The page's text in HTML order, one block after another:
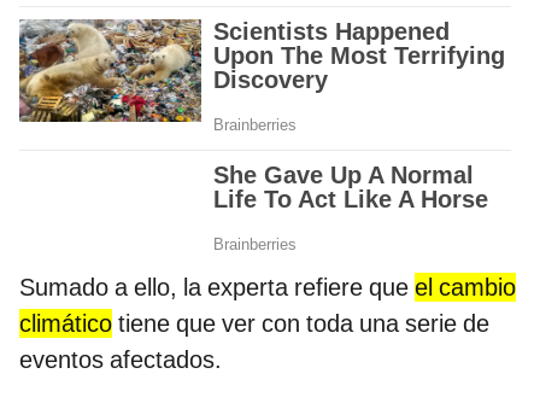
Sumado a ello, la experta refiere que el cambio
climático tiene que ver con toda una serie de
eventos afectados.